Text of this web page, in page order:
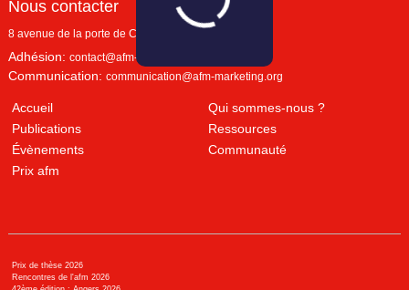
Nous contacter
8 avenue de la porte de Champerret
Adhésion: contact@afm-marketing.org
Communication: communication@afm-marketing.org
Accueil
Qui sommes-nous ?
Publications
Ressources
Évènements
Communauté
Prix afm
Prix de thèse 2026
Rencontres de l'afm 2026